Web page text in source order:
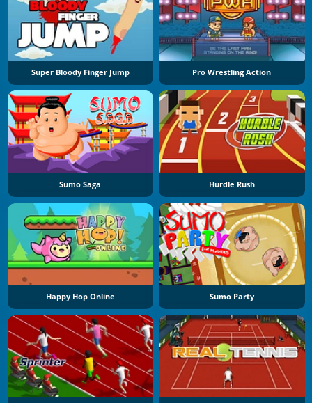
Super Bloody Finger Jump Pro Wrestling Action
Sumo Saga Hurdle Rush
Happy Hop Online Sumo Party